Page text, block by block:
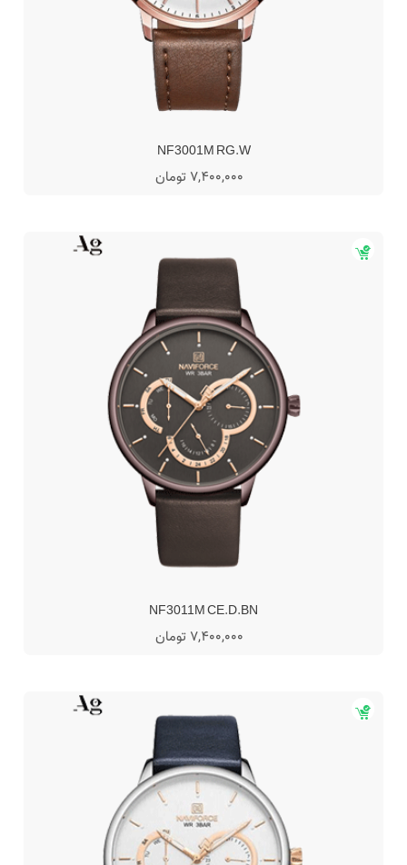
NF3001M RG.W
7,400,000 تومان
NF3011M CE.D.BN
7,400,000 تومان